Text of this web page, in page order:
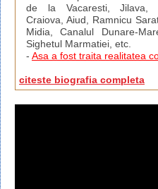
de la Vacaresti, Jilava,
Craiova, Aiud, Ramnicu
Midia, Canalul Dunare-
Sighetul Marmatiei, etc.
- Asa a fost traita realitatea
citeste biografia completa